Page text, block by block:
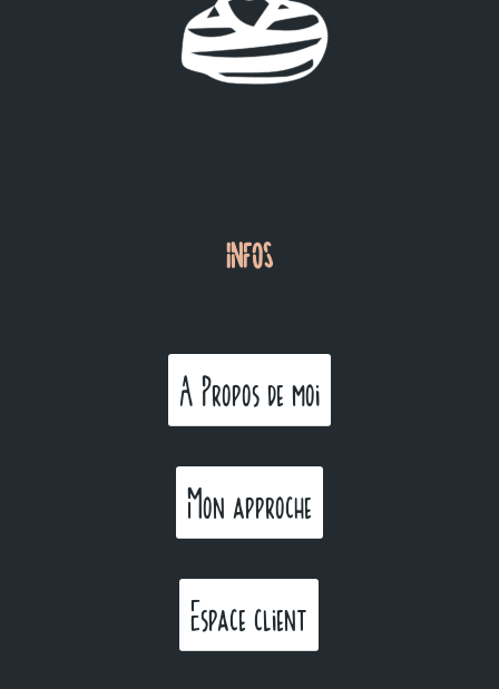
INFOS
A Propos de moi
Mon approche
Espace client